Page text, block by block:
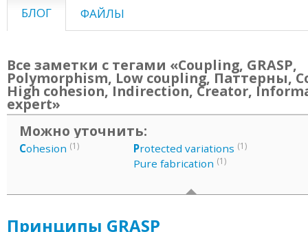
БЛОГ ФАЙЛЫ
Все заметки с тегами «Coupling, GRASP,
Polymorphism, Low coupling, Паттерны,
High cohesion, Indirection, Creator,
expert»
Можно уточнить:
Cohesion (1) Protected variations (1)
Pure fabrication (1)
Принципы GRASP